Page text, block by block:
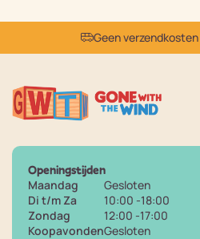
Geen verzendkosten
Openingstijden
Maandag
Di t/m Za
Zondag
Koopavonden
Gesloten
10:00 -18:00
12:00 -17:00
Gesloten